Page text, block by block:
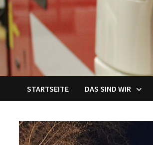
STARTSEITE DAS SIND WIR